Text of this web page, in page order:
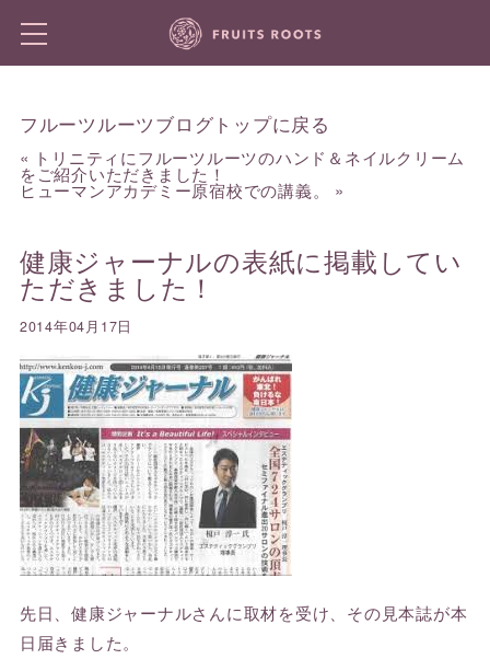
フルーツルーツブログトップに戻る
« トリニティにフルーツルーツのハンド＆ネイルクリーム
をご紹介いただきました！
ヒューマンアカデミー原宿校での講義。 »
健康ジャーナルの表紙に掲載してい
ただきました！
2014年04月17日
先日、健康ジャーナルさんに取材を受け、その見本誌が本
日届きました。